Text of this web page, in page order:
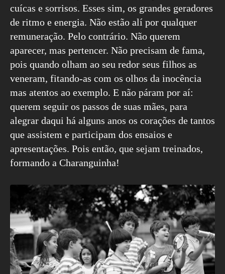
cuícas e sorrisos. Esses sim, os grandes geradores
de ritmo e energia. Não estão alí por qualquer
remuneração. Pelo contrário. Não querem
aparecer, mas pertencer. Não precisam de fama,
pois quando olham ao seu redor seus filhos as
veneram, fitando-as com os olhos da inocência
mas atentos ao exemplo. E não páram por aí:
querem seguir os passos de suas mães, para
alegrar daqui há alguns anos os corações de tantos
que assistem e participam dos ensaios e
apresentações. Pois então, que sejam treinados,
formando a Charanguinha!